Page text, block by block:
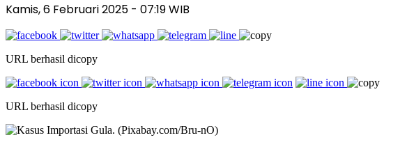
Kamis, 6 Februari 2025 - 07:19 WIB
URL berhasil dicopy
URL berhasil dicopy